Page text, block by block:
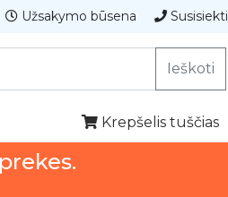
Užsakymo būsena Susisiekti
Ieškoti
Krepšelis tuščias